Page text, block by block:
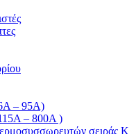
– 95A)
– 800A )
σειράς Κ